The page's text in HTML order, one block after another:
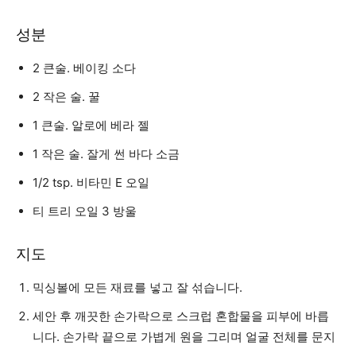
성분
2 큰술. 베이킹 소다
2 작은 술. 꿀
1 큰술. 알로에 베라 젤
1 작은 술. 잘게 썬 바다 소금
1/2 tsp. 비타민 E 오일
티 트리 오일 3 방울
지도
믹싱볼에 모든 재료를 넣고 잘 섞습니다.
세안 후 깨끗한 손가락으로 스크럽 혼합물을 피부에 바릅
니다. 손가락 끝으로 가볍게 원을 그리며 얼굴 전체를 문지